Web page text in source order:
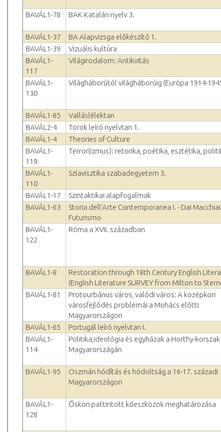
BAVÁL1-78 BAK Katalán nyelv 3.
BAVÁL1-37
BA Alapvizsga előkészítő 1.
BAVÁL1-39
Vizuális kultúra
BAVÁL1-
117
Világirodalom: Antikvitás
BAVÁL1-
130
Világháborútól világháborúig (Európa 1914-
BAVÁL1-85
Valláslélektan
BAVÁL2-4
Török leíró nyelvtan 1.
BAVÁL1-4
Theories of Culture
BAVÁL1-
119
Terror(izmus): retorika, poétika, esztétika,
BAVÁL1-
110
Szlavisztika szabadegyetem 3.
BAVÁL1-17
Szintaktikai alapfogalmak
BAVÁL1-63
Storia dell'Arte Contemporanea I. - Dai
Futurismo
BAVÁL1-
122
Róma a XVII. században
BAVÁL1-8
Restoration through 18th Century English
(English Literature SURVEY from Milton to
BAVÁL1-81
Protourbánus város, valódi város: A középkori
városfejlődés problémái a Mohács előtti
Magyarországon
BAVÁL1-65
Portugál leíró nyelvtan I.
BAVÁL1-
114
Politika,ideológia és egyházak a Horthy-korszak
Magyarországán
BAVÁL1-95
Oszmán hódítás és hódoltság a 16-17. századi
Magyarországon
BAVÁL1-
128
Őskori pattintott kőeszközök meghatározása